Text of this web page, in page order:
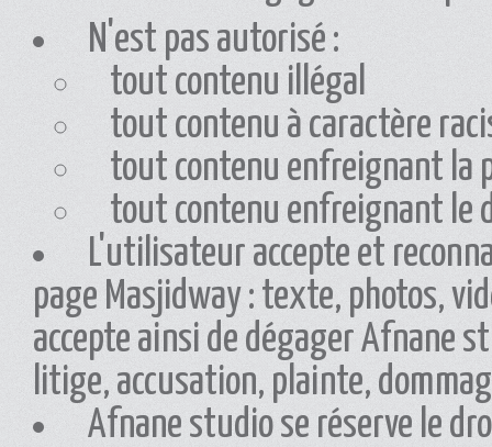
N'est pas autorisé :
tout contenu illégal
tout contenu à caractère
tout contenu enfreignant la
tout contenu enfreignant le
L'utilisateur accepte et
page Masjidway : texte, photos,
accepte ainsi de dégager Afnane
litige, accusation, plainte,
Afnane studio se réserve le